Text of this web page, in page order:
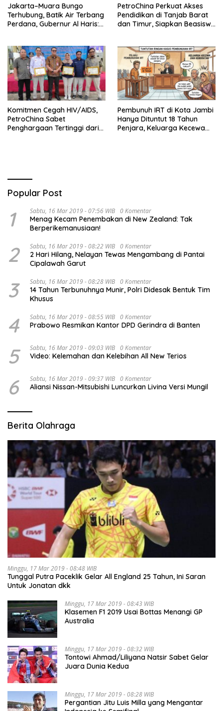
Jakarta–Muara Bungo
Terhubung, Batik Air Terbang
Perdana, Gubernur Al Haris:
PetroChina Perkuat Akses
Pendidikan di Tanjab Barat
dan Timur, Siapkan Beasiswa
Komitmen Cegah HIV/AIDS,
PetroChina Sabet
Penghargaan Tertinggi dari
Pembunuh IRT di Kota Jambi
Hanya Dituntut 18 Tahun
Penjara, Keluarga Kecewa
Popular Post
1 Sabtu, 16 Mar 2019 - 07:56 WIB 0 Komentar
Menag Kecam Penembakan di New Zealand: Tak
Berperikemanusiaan!
2 Sabtu, 16 Mar 2019 - 08:22 WIB 0 Komentar
2 Hari Hilang, Nelayan Tewas Mengambang di Pantai
Cipalawah Garut
3 Sabtu, 16 Mar 2019 - 08:28 WIB 0 Komentar
14 Tahun Terbunuhnya Munir, Polri Didesak Bentuk Tim
Khusus
4 Sabtu, 16 Mar 2019 - 08:55 WIB 0 Komentar
Prabowo Resmikan Kantor DPD Gerindra di Banten
5 Sabtu, 16 Mar 2019 - 09:03 WIB 0 Komentar
Video: Kelemahan dan Kelebihan All New Terios
6 Sabtu, 16 Mar 2019 - 09:37 WIB 0 Komentar
Aliansi Nissan-Mitsubishi Luncurkan Livina Versi Mungil
Berita Olahraga
Minggu, 17 Mar 2019 - 08:48 WIB
Tunggal Putra Paceklik Gelar All England 25 Tahun, Ini Saran
Untuk Jonatan dkk
Minggu, 17 Mar 2019 - 08:43 WIB
Klasemen F1 2019 Usai Bottas Menangi GP
Australia
Minggu, 17 Mar 2019 - 08:32 WIB
Tontowi Ahmad/Liliyana Natsir Sabet Gelar
Juara Dunia Kedua
Minggu, 17 Mar 2019 - 08:28 WIB
Pergantian Jitu Luis Milla yang Mengantar